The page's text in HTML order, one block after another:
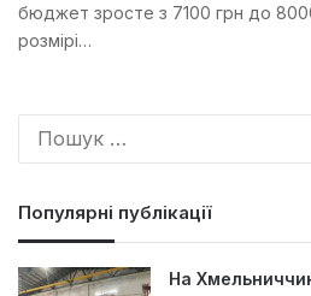
бюджет зросте з 7100 грн до
розмірі…
Популярні публікації
На